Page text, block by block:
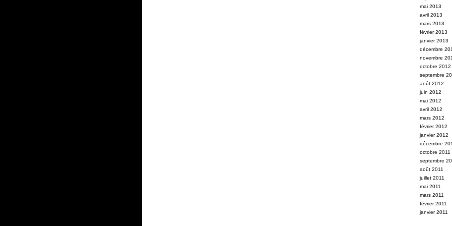
mai 2013
avril 2013
mars 2013
février 2013
janvier 2013
décembre
novembre
octobre 2012
septembre
août 2012
juin 2012
mai 2012
avril 2012
mars 2012
février 2012
janvier 2012
décembre
octobre 2011
septembre
août 2011
juillet 2011
mai 2011
mars 2011
février 2011
janvier 2011